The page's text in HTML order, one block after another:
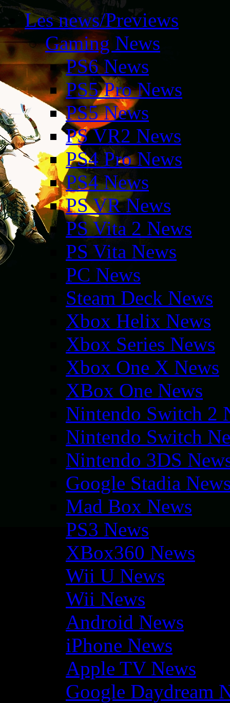
Les news/Previews
Gaming News
PS6 News
PS5 Pro News
PS5 News
PS VR2 News
PS4 Pro News
PS4 News
PS VR News
PS Vita 2 News
PS Vita News
PC News
Steam Deck News
Xbox Helix News
Xbox Series News
Xbox One X News
XBox One News
Nintendo Switch 2
Nintendo Switch
Nintendo 3DS
Google Stadia
Mad Box News
PS3 News
XBox360 News
Wii U News
Wii News
Android News
iPhone News
Apple TV News
Google Daydream